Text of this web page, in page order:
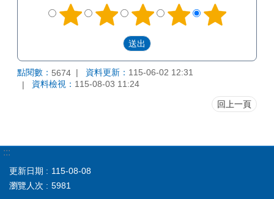
點閱數： 5674 資料更新： 115-06-02 12:31
資料檢視： 115-08-03 11:24
回上一頁
:::
更新日期
115-08-08
瀏覽人次
5981